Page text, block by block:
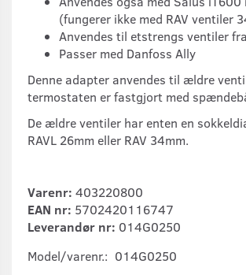
(fungerer ikke med RAV ventiler
Anvendes til etstrengs ventiler
Passer med Danfoss Ally
Denne adapter anvendes til ældre
termostaten er fastgjort med
De ældre ventiler har enten en
RAVL 26mm eller RAV 34mm.
Varenr: 403220800
EAN nr: 5702420116747
Leverandør nr: 014G0250
Model/varenr.: 014G0250